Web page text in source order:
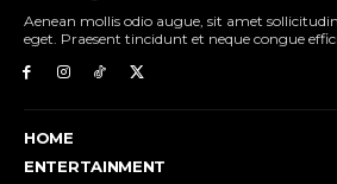
Aenean mollis odio augue, sit amet
eget. Praesent tincidunt et neque congue
HOME
ENTERTAINMENT